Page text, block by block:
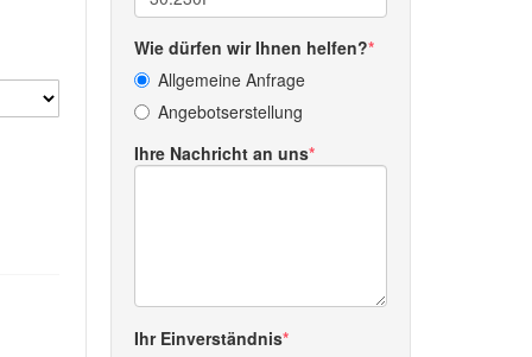
Wie dürfen wir Ihnen helfen?
Allgemeine Anfrage
Angebotserstellung
Ihre Nachricht an uns
Ihr Einverständnis